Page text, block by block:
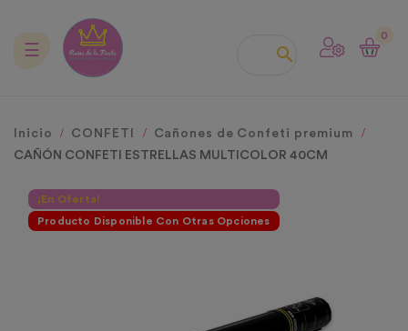

0
Navegación
☰
Inicio CONFETI
Cañones de Confeti premium
CAÑÓN CONFETI ESTRELLAS MULTICOLOR 40CM
¡En Oferta!
Producto Disponible Con Otras Opciones